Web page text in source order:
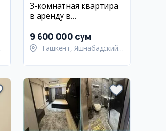
3-комнатная квартира
в аренду в
Махтумкули
9 600 000 сум
Ташкент, Яшнабадский